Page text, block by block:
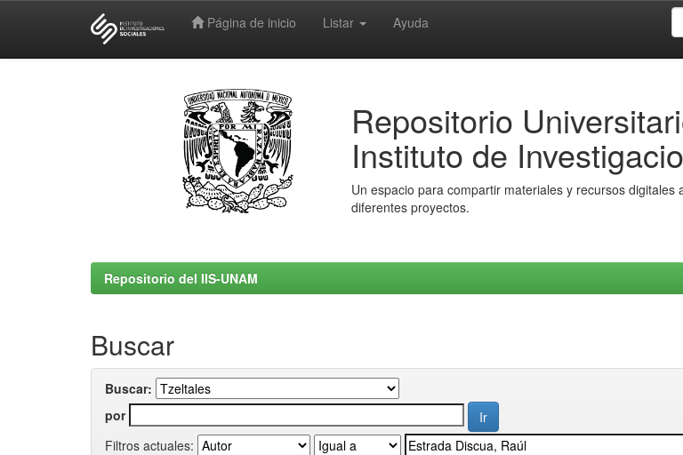
Página de inicio Listar Ayuda
Repositorio
Instituto de
Un espacio para compartir materiales y recursos
diferentes proyectos.
Repositorio del IIS-UNAM
Buscar
Buscar:
por
Filtros actuales: